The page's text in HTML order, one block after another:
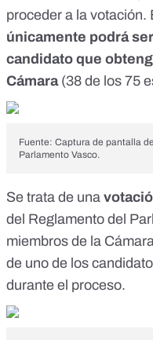
proceder a la votación.
únicamente podrá
candidato que
Cámara (38 de los 75
Fuente: Captura de pantalla
Parlamento Vasco.
Se trata de una
del Reglamento del
miembros de la
de uno de los
durante el proceso.